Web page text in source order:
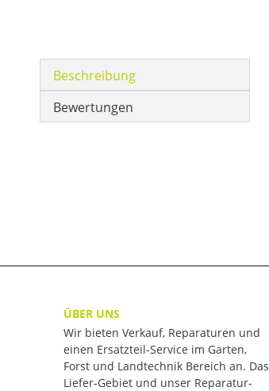
Beschreibung
Bewertungen
ÜBER UNS
Wir bieten Verkauf, Reparaturen und
einen Ersatzteil-Service im Garten,
Forst und Landtechnik Bereich an. Das
Liefer-Gebiet und unser Reparatur-